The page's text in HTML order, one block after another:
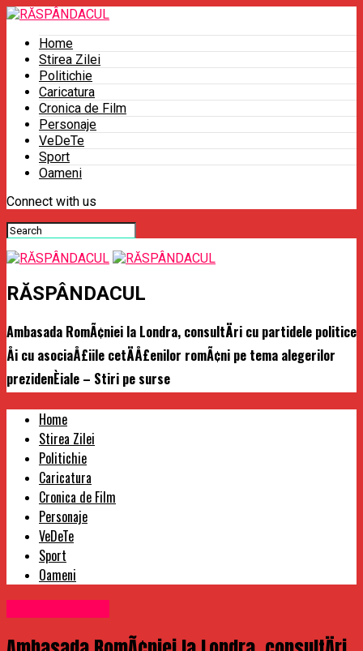
Home
Stirea Zilei
Politichie
Caricatura
Cronica de Film
Personaje
VeDeTe
Sport
Oameni
Connect with us
RĂSPÂNDACUL
Ambasada RomÃ¢niei la Londra, consultÄri cu partidele politice
Åi cu asociaÅ£iile cetÄÅ£enilor romÃ¢ni pe tema alegerilor
prezidenÈiale – Stiri pe surse
Home
Stirea Zilei
Politichie
Caricatura
Cronica de Film
Personaje
VeDeTe
Sport
Oameni